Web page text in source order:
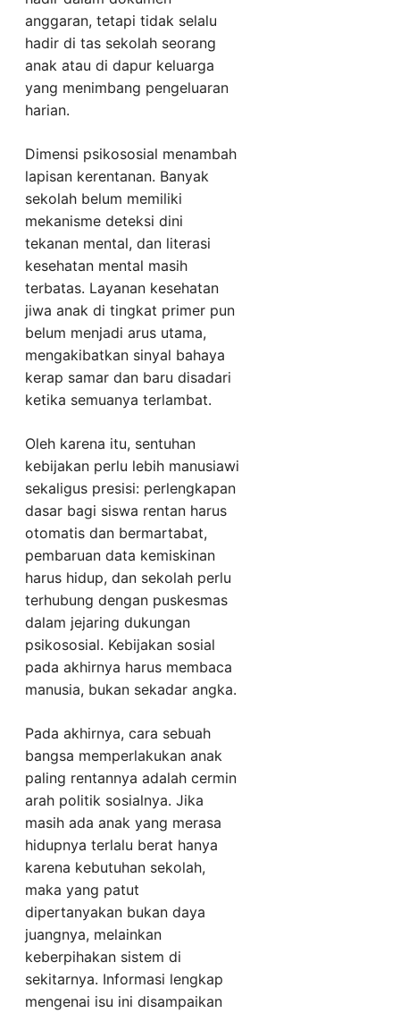
anggaran, tetapi tidak selalu
hadir di tas sekolah seorang
anak atau di dapur keluarga
yang menimbang pengeluaran
harian.
Dimensi psikososial menambah
lapisan kerentanan. Banyak
sekolah belum memiliki
mekanisme deteksi dini
tekanan mental, dan literasi
kesehatan mental masih
terbatas. Layanan kesehatan
jiwa anak di tingkat primer pun
belum menjadi arus utama,
mengakibatkan sinyal bahaya
kerap samar dan baru disadari
ketika semuanya terlambat.
Oleh karena itu, sentuhan
kebijakan perlu lebih manusiawi
sekaligus presisi: perlengkapan
dasar bagi siswa rentan harus
otomatis dan bermartabat,
pembaruan data kemiskinan
harus hidup, dan sekolah perlu
terhubung dengan puskesmas
dalam jejaring dukungan
psikososial. Kebijakan sosial
pada akhirnya harus membaca
manusia, bukan sekadar angka.
Pada akhirnya, cara sebuah
bangsa memperlakukan anak
paling rentannya adalah cermin
arah politik sosialnya. Jika
masih ada anak yang merasa
hidupnya terlalu berat hanya
karena kebutuhan sekolah,
maka yang patut
dipertanyakan bukan daya
juangnya, melainkan
keberpihakan sistem di
sekitarnya. Informasi lengkap
mengenai isu ini disampaikan